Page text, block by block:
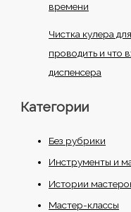
времени
Чистка кулера
проводить и что
диспенсера
Категории
Без рубрики
Инструменты и
Истории
Мастер-классы